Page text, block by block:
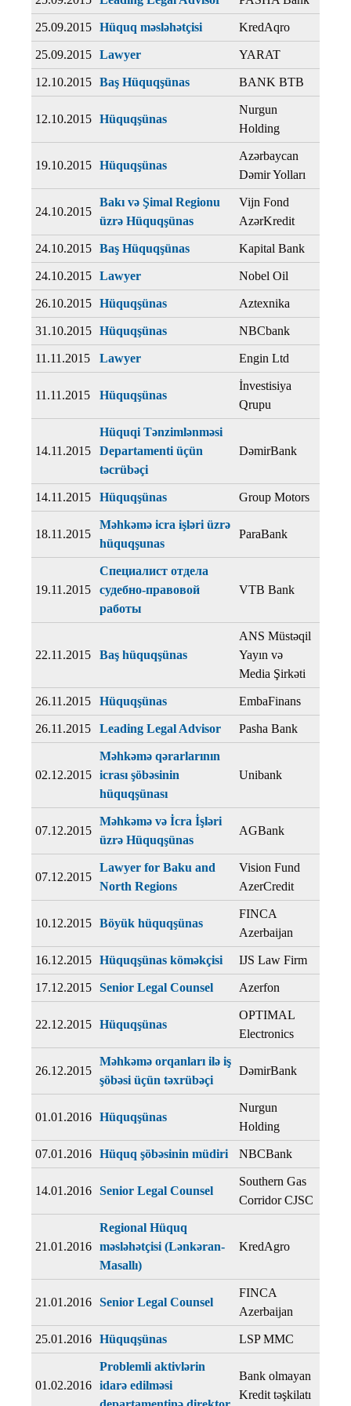
25.09.2015 Hüquq məsləhətçisi KredAqro
25.09.2015 Lawyer YARAT
12.10.2015 Baş Hüquqşünas BANK BTB
12.10.2015 Hüquqşünas
Nurgun
Holding
19.10.2015 Hüquqşünas
Azərbaycan
Dəmir Yolları
24.10.2015
Bakı və Şimal Regionu
üzrə Hüquqşünas
Vijn Fond
AzərKredit
24.10.2015 Baş Hüquqşünas Kapital Bank
24.10.2015 Lawyer Nobel Oil
26.10.2015 Hüquqşünas Aztexnika
31.10.2015 Hüquqşünas NBCbank
11.11.2015 Lawyer Engin Ltd
11.11.2015 Hüquqşünas
İnvestisiya
Qrupu
14.11.2015
Hüquqi Tənzimlənməsi
Departamenti üçün
təcrübəçi
DəmirBank
14.11.2015 Hüquqşünas Group Motors
18.11.2015
Məhkəmə icra işləri üzrə
hüquqşunas
ParaBank
19.11.2015
Специалист отдела
судебно-правовой
работы
VTB Bank
22.11.2015 Baş hüquqşünas
ANS Müstəqil
Yayın və
Media Şirkəti
26.11.2015 Hüquqşünas EmbaFinans
26.11.2015 Leading Legal Advisor Pasha Bank
02.12.2015
Məhkəmə qərarlarının
icrası şöbəsinin
hüquqşünası
Unibank
07.12.2015
Məhkəmə və İcra İşləri
üzrə Hüquqşünas
AGBank
07.12.2015
Lawyer for Baku and
North Regions
Vision Fund
AzerCredit
10.12.2015 Böyük hüquqşünas
FINCA
Azerbaijan
16.12.2015 Hüquqşünas köməkçisi IJS Law Firm
17.12.2015 Senior Legal Counsel Azerfon
22.12.2015 Hüquqşünas
OPTIMAL
Electronics
26.12.2015
Məhkəmə orqanları ilə iş
şöbəsi üçün təxrübəçi
DəmirBank
01.01.2016 Hüquqşünas
Nurgun
Holding
07.01.2016 Hüquq şöbəsinin müdiri NBCBank
14.01.2016 Senior Legal Counsel
Southern Gas
Corridor CJSC
21.01.2016
Regional Hüquq
məsləhətçisi (Lənkəran-
Masallı)
KredAgro
21.01.2016 Senior Legal Counsel
FINCA
Azerbaijan
25.01.2016 Hüquqşünas LSP MMC
01.02.2016
Problemli aktivlərin
idarə edilməsi
Bank olmayan
Kredit təşkilatı